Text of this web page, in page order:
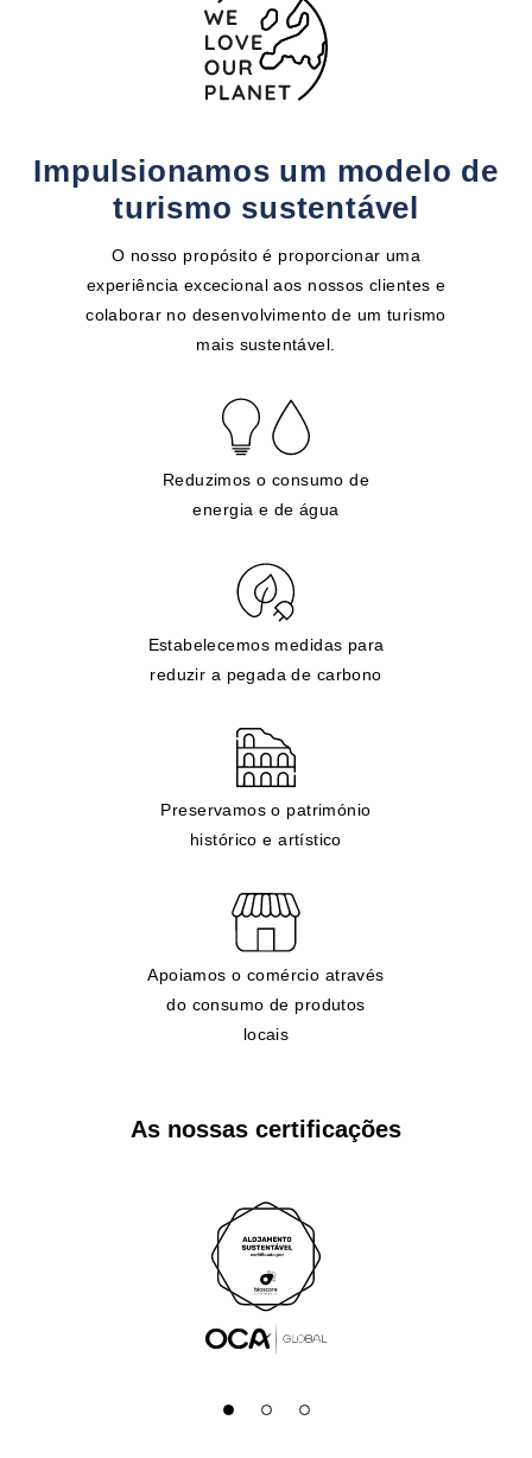
Impulsionamos um modelo de
turismo sustentável
O nosso propósito é proporcionar uma
experiência excecional aos nossos clientes e
colaborar no desenvolvimento de um turismo
mais sustentável.
Reduzimos o consumo de
energia e de água
Estabelecemos medidas para
reduzir a pegada de carbono
Preservamos o património
histórico e artístico
Apoiamos o comércio através
do consumo de produtos
locais
As nossas certificações